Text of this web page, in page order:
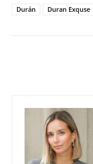
Durán Duran Exquse